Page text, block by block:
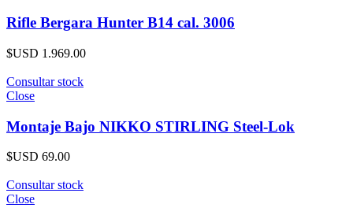
Rifle Bergara Hunter B14 cal. 3006
$USD 1.969.00
Consultar stock
Close
Montaje Bajo NIKKO STIRLING Steel-Lok
$USD 69.00
Consultar stock
Close